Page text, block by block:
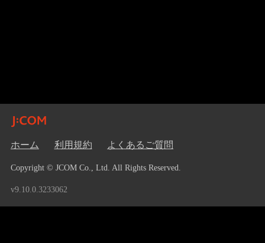
ホーム 利用規約 よくあるご質問
Copyright © JCOM Co., Ltd. All Rights Reserved.
v9.10.0.3233062